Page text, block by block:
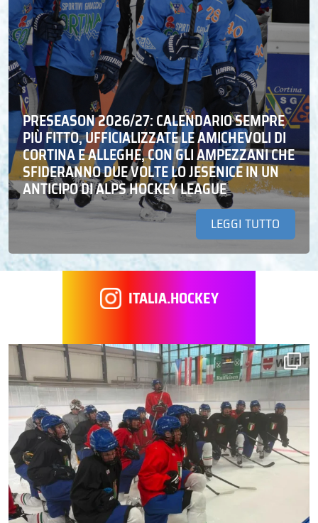
PRESEASON 2026/27: CALENDARIO SEMPRE
PIÙ FITTO, UFFICIALIZZATE LE AMICHEVOLI DI
CORTINA E ALLEGHE, CON GLI AMPEZZANI CHE
SFIDERANNO DUE VOLTE LO JESENICE IN UN
ANTICIPO DI ALPS HOCKEY LEAGUE
LEGGI TUTTO
ITALIA.HOCKEY